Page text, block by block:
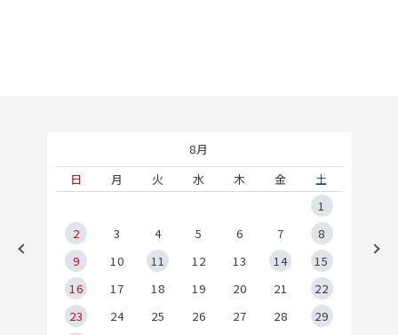
8月
日
月 火 水 木 金
土
1
2
3 4 5 6 7
8
9
10 11 12 13 14
15
16
17 18 19 20 21
22
23
24 25 26 27 28
29